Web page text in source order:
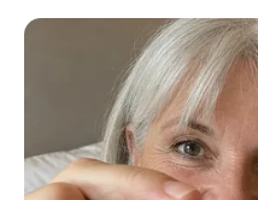
ดูดวงรายเดือน
ให้หินนำโชค ให้น
สิงหาคม 2569 โ